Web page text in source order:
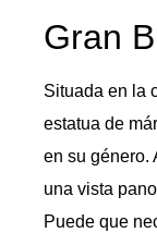
Gran
Situada en la
estatua de
en su género.
una vista
Puede que